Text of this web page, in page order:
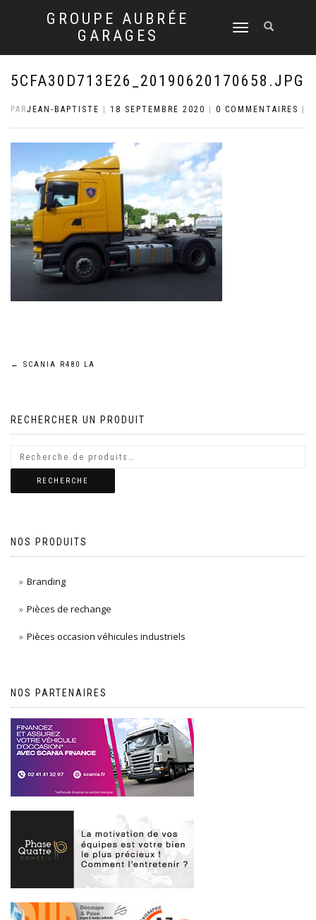
GROUPE AUBRÉE
GARAGES
DÉPLIER
NAVIGATION
5CFA30D713E26_20190620170658.JPG
PARJEAN-BAPTISTE 18 SEPTEMBRE 2020 0 COMMENTAIRES
Navigation
l’article
← SCANIA R480 LA
RECHERCHER UN PRODUIT
RECHERCHE
NOS PRODUITS
Branding
Pièces de rechange
Pièces occasion véhicules industriels
NOS PARTENAIRES